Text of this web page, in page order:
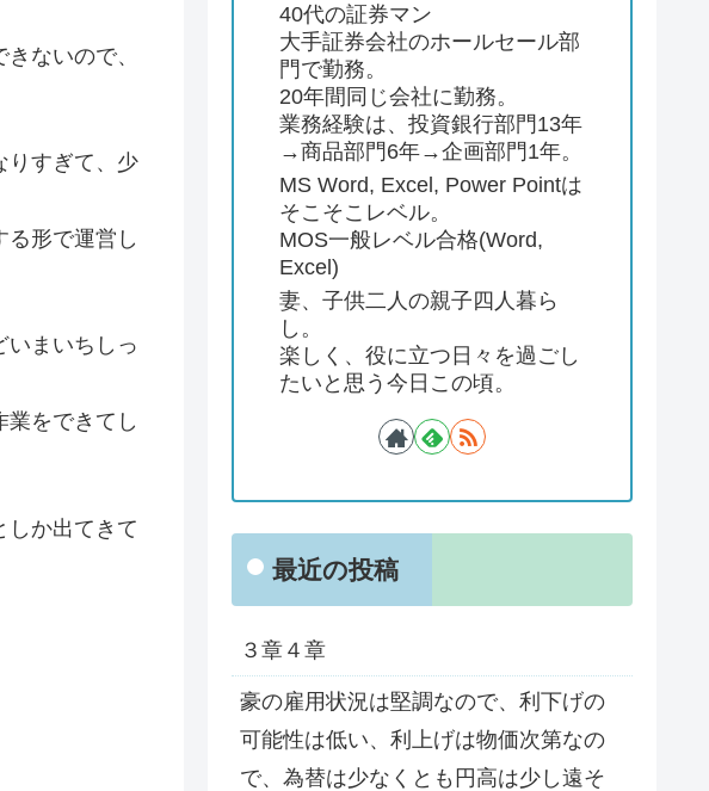
ないので、
りすぎて、少
形で運営し
いまいちしっ
をできてし
しか出てきて
40代の証券マン
大手証券会社のホールセール部
門で勤務。
20年間同じ会社に勤務。
業務経験は、投資銀行部門13年
→商品部門6年→企画部門1年。
MS Word, Excel, Power Pointは
そこそこレベル。
MOS一般レベル合格(Word,
Excel)
妻、子供二人の親子四人暮ら
し。
楽しく、役に立つ日々を過ごし
たいと思う今日この頃。
最近の投稿
３章４章
豪の雇用状況は堅調なので、利下げの
可能性は低い、利上げは物価次第なの
で、為替は少なくとも円高は少し遠そ